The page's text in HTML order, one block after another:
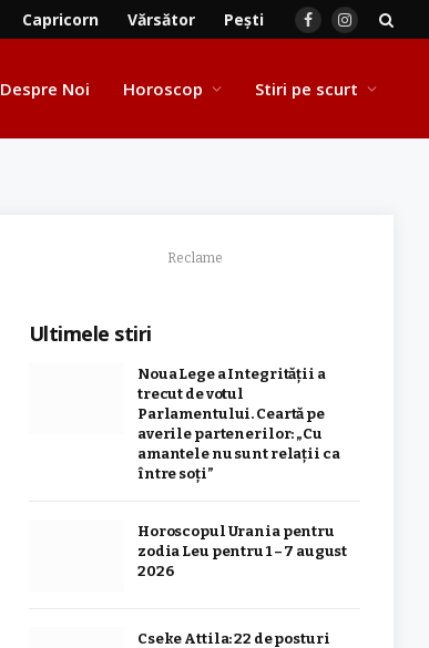
Capricorn Vărsător Pești FacebookInstagram
Despre Noi Horoscop Stiri pe scurt
Reclame
Ultimele stiri
Noua Lege a Integrității a
trecut de votul
Parlamentului. Ceartă pe
averile partenerilor: „Cu
amantele nu sunt relații ca
între soți”
Horoscopul Urania pentru
zodia Leu pentru 1 – 7 august
2026
Cseke Attila: 22 de posturi